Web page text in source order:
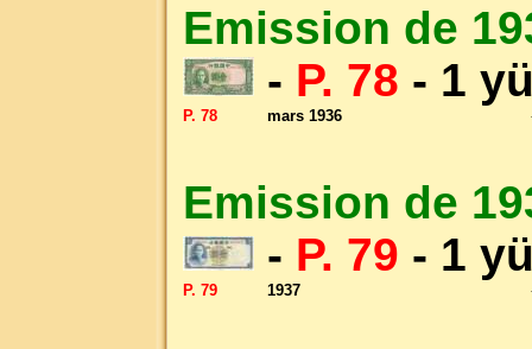
Emission de
- P. 78 - 1
P. 78 mars 1936
Emission de
- P. 79 - 1
P. 79 1937